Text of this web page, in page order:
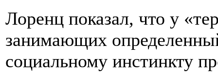
Лоренц показал, что у
занимающих
социальному инстинкту